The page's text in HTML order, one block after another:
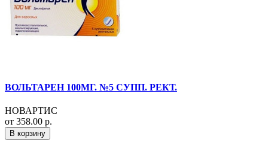
ВОЛЬТАРЕН 100МГ. №5 СУПП. РЕКТ.
НОВАРТИС
от 358.00 р.
В корзину